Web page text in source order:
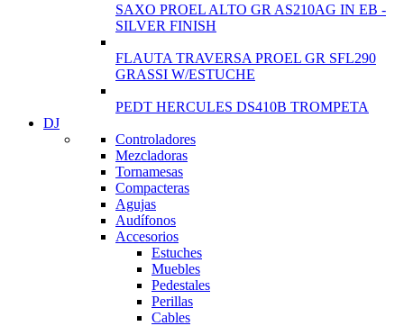
SAXO PROEL ALTO GR AS210AG IN EB -
SILVER FINISH
FLAUTA TRAVERSA PROEL GR SFL290
GRASSI W/ESTUCHE
PEDT HERCULES DS410B TROMPETA
DJ
Controladores
Mezcladoras
Tornamesas
Compacteras
Agujas
Audífonos
Accesorios
Estuches
Muebles
Pedestales
Perillas
Cables